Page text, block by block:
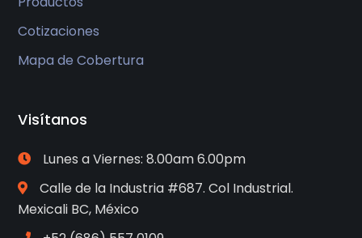
Cotizaciones
Mapa de Cobertura
Visítanos
Lunes a Viernes: 8.00am 6.00pm
Calle de la Industria #687. Col Industrial.
Mexicali BC, México